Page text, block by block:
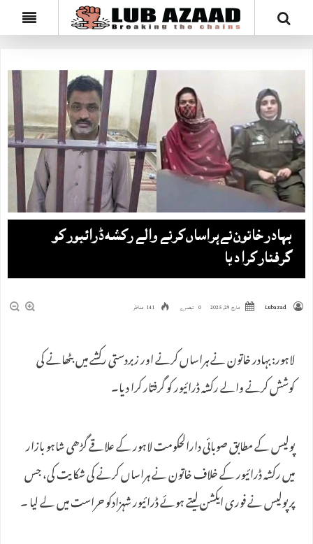
بہادر خاتون نےہراساں‌ کرنے والے رکشہ ڈرائیور کو
گرفتار کرا دیا
Lubazad مارچ 29, 2025 0 تبصرے 141 مناظر
لاہور: بہادر خاتون نے ہراساں کرنے اور زبردستی رکشے میں بٹھانے کی
کوشش کرنے والے رکشہ ڈرائیور کو گرفتار کرا دیا۔
پولیس کے مطابق صوبائی دارالحکومت لاہور کے علاقے گڑھی شاہو بازار
میں رکشہ ڈرائیور کے خلاف خاتون نے ہراساں کرنے کی شکایت کی، جس
پر پولیس نے فوری ایکشن لیتے ہوئے ڈرائیور شہزادکو حراست میں لے لیا ۔